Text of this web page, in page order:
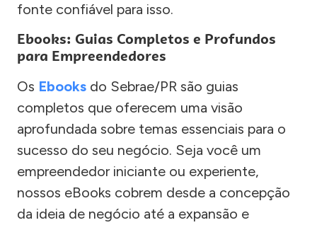
fonte confiável para isso.
Ebooks: Guias Completos e Profundos
para Empreendedores
Os Ebooks do Sebrae/PR são guias
completos que oferecem uma visão
aprofundada sobre temas essenciais para o
sucesso do seu negócio. Seja você um
empreendedor iniciante ou experiente,
nossos eBooks cobrem desde a concepção
da ideia de negócio até a expansão e